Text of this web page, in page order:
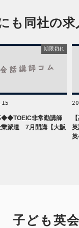
も同社の
期限切れ
非常勤講師
派遣 7月開講【大阪
英
英
子ども英